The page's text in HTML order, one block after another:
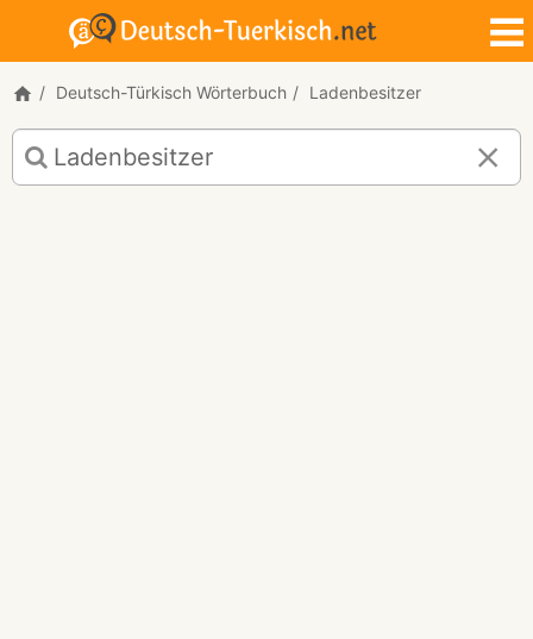
Deutsch-Türkisch Wörterbuch Ladenbesitzer
Deutsch-
Türkisch
Übersetzung